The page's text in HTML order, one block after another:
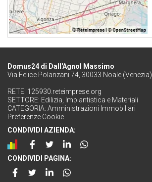
Domus24 di Dall'Agnol Massimo
Via Felice Polanzani 74, 30033 Noale (Venezia)
RETE: 125930.reteimprese.org
SETTORE: Edilizia, Impiantistica e Materiali
CATEGORIA: Amministrazioni Immobiliari
Preferenze Cookie
CONDIVIDI AZIENDA:
CONDIVIDI PAGINA: